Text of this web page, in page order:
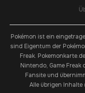
Pokémon ist ein
sind Eigentum der
Freak.
Nintendo, Game Freak
Fansite und
Alle übrigen